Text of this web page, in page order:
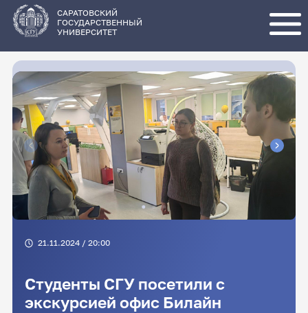
основному
содержанию
САРАТОВСКИЙ
ГОСУДАРСТВЕННЫЙ
УНИВЕРСИТЕТ
21.11.2024 / 20:00
Студенты СГУ посетили с
экскурсией офис Билайн